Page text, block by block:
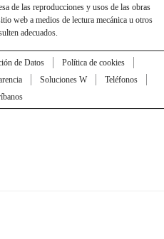
de las reproducciones y usos de las obras
web a medios de lectura mecánica u otros
adecuados.
de Datos
Política de cookies
Soluciones W
Teléfonos